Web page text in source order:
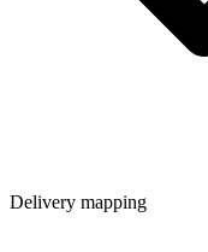
Delivery mapping